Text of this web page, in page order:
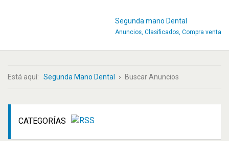
Segunda mano Dental
Anuncios, Clasificados, Compra venta
Está aquí: Segunda Mano Dental Buscar Anuncios
CATEGORÍAS